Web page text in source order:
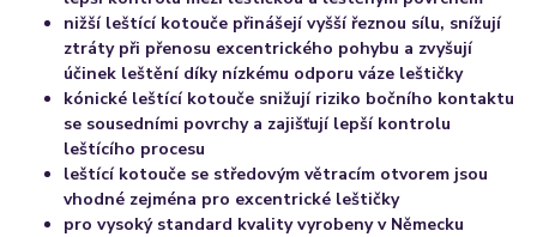
nižší leštící kotouče přinášejí vyšší řeznou sílu, snížují
ztráty při přenosu excentrického pohybu a zvyšují
účinek leštění díky nízkému odporu váze leštičky
kónické leštící kotouče snižují riziko bočního kontaktu
se sousedními povrchy a zajišťují lepší kontrolu
leštícího procesu
leštící kotouče se středovým větracím otvorem jsou
vhodné zejména pro excentrické leštičky
pro vysoký standard kvality vyrobeny v Německu